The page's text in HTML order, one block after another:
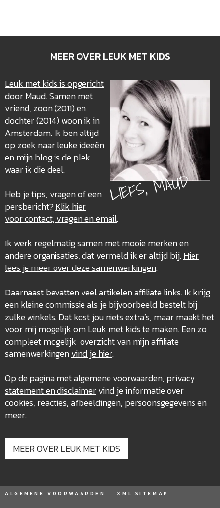
MEER OVER LEUK MET KIDS
LIEFS, MAUD
Leuk met kids is opgericht
door Maud. Samen met
vriend, zoon (2011) en
dochter (2014) woon ik in
Amsterdam. Ik ben altijd
op zoek naar leuke ideeën
en mijn blog is de plek
waar ik die deel.
Heb je tips, vragen of een
persbericht? Klik hier
voor contact, vragen en email.
Ik werk regelmatig samen met mooie merken en
andere organisaties, dat vermeld ik er altijd bij.Hier
lees je meer over dezesamenwerkingen.
Daarnaast bevatten veel artikelenaffiliate links. Ik krijg
een kleine commissie als je bijvoorbeeld bestelt bij
zulke winkels. Dat kost jou niets extra’s, maar maakt het
voor mij mogelijk om Leuk met kids te maken. Een zo
compleet mogelijk overzicht van mijn affiliate
samenwerkingenvind je hier.
Op de pagina metalgemene voorwaarden, privacy
statement en disclaimervind je informatie over
cookies, reacties, afbeeldingen, persoonsgegevens en
meer.
MEER OVER LEUK MET KIDS
ALGEMENE VOORWAARDEN XML SITEMAP